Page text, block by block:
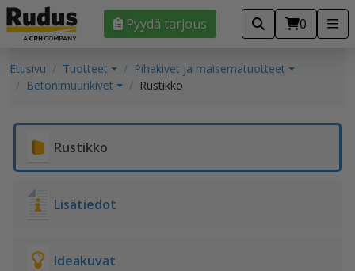
Pyydä tarjous 0
Etusivu Tuotteet
Pihakivet ja maisematuotteet
Betonimuurikivet
Rustikko
Rustikko
Lisätiedot
Ideakuvat